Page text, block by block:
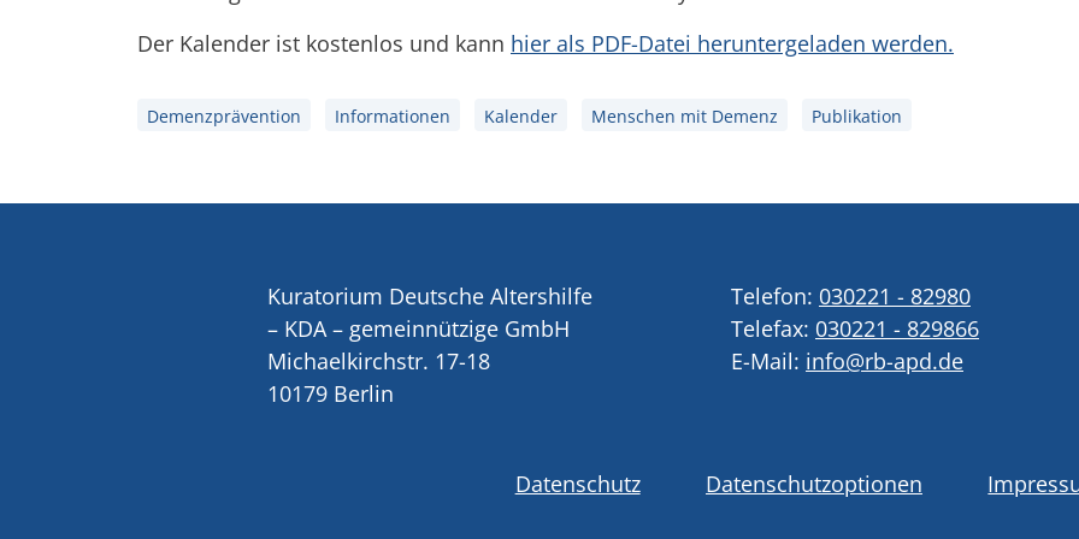
Der Kalender ist kostenlos und kann hier als PDF-Datei heruntergeladen werden.
Demenzprävention Informationen Kalender Menschen mit Demenz Publikation
Kuratorium Deutsche Altershilfe
– KDA – gemeinnützige GmbH
Michaelkirchstr. 17-18
10179 Berlin
Telefon: 030221 - 82980
Telefax: 030221 - 829866
E-Mail: info@rb-apd.de
Datenschutz Datenschutzoptionen